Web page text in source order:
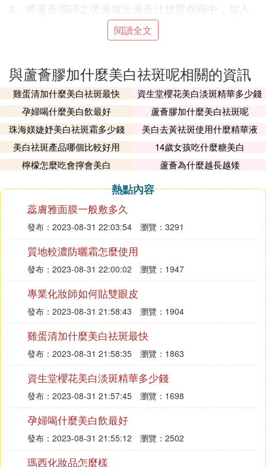
3、將蘆薈搗碎之後過濾出蘆薈汁放置在碗中，加入
一個雞蛋和一茶匙的白糖，加入適量的麵粉後調配成
糊狀，這樣就製作出了蘆薈膏。
蘆薈膠冷藏後修復曬傷肌膚
如果是皮膚被紫外線曬紅或者曬傷了，可以將蘆薈膠
放置在冷藏室中，然後塗抹在被曬傷皮膚上厚敷15分
鍾洗去，能夠幫助肌膚快速鎮靜修復曬傷肌膚。
蘆薈膠修復敏感肌膚
皮膚在敏感時期，醫生都會囑咐禁用護膚品，但是如
果不為肌膚補充適量的水分，肌膚的自我修復速度也
會很慢，這時蘆薈膠是可以替代護膚品，溫和的為肌
膚補充所需養分、加速肌膚修復的。
蘆薈膠為乾燥肌膚緊急補水
肌膚乾燥脫皮的時候，蘆薈膠能夠為肌膚及時補水並
且牢牢鎖住肌膚水分，在短時間內緩解肌膚乾燥脫皮
的問題。將蘆薈膠早晚厚敷在乾燥部位10分鍾，直至
肌膚乾燥情況被緩解即可。
蘆薈膠祛痘
如果臉上長了痘痘，睡前用蘆薈膠在痘痘處厚敷15分
鍾然後洗去，堅持使用直至痘痘消失，可以有效減短
痘痘的生長周期，對痘痘恢復非常有效。
蘆薈膠去痘印
對於護理不當形成的痘疤痘印，將蘆薈膠塗抹於痘印
處，早晚使用，堅持一段時間，痘印會慢慢消除。
蘆薈膠祛斑
閱讀全文
與蘆薈膠加什麼美白祛斑呢相關的資訊
雞蛋清加什麼美白祛斑最快
資生堂櫻花美白淡斑精華多少錢
孕婦喝什麼美白飲最好
蘆薈膠加什麼美白祛斑呢
珠海媄婕妤美白祛斑霜多少錢
美白去黃祛斑使用什麼精華液
美白祛斑產品哪個比較好用
14歲女孩吃什麼糖美白
檸檬怎麼吃會擰會美白
蘆薈為什麼越長越矮
熱點內容
蕊膚雅面膜一般敷多久
發布：2023-08-31 22:03:54 瀏覽：3291
質地較濃防曬霜怎麼使用
發布：2023-08-31 22:00:02 瀏覽：1947
專業化妝師如何貼雙眼皮
發布：2023-08-31 21:58:43 瀏覽：1904
雞蛋清加什麼美白祛斑最快
發布：2023-08-31 21:58:35 瀏覽：1863
資生堂櫻花美白淡斑精華多少錢
發布：2023-08-31 21:57:45 瀏覽：1698
孕婦喝什麼美白飲最好
發布：2023-08-31 21:55:12 瀏覽：2502
瑪西化妝品怎麼樣